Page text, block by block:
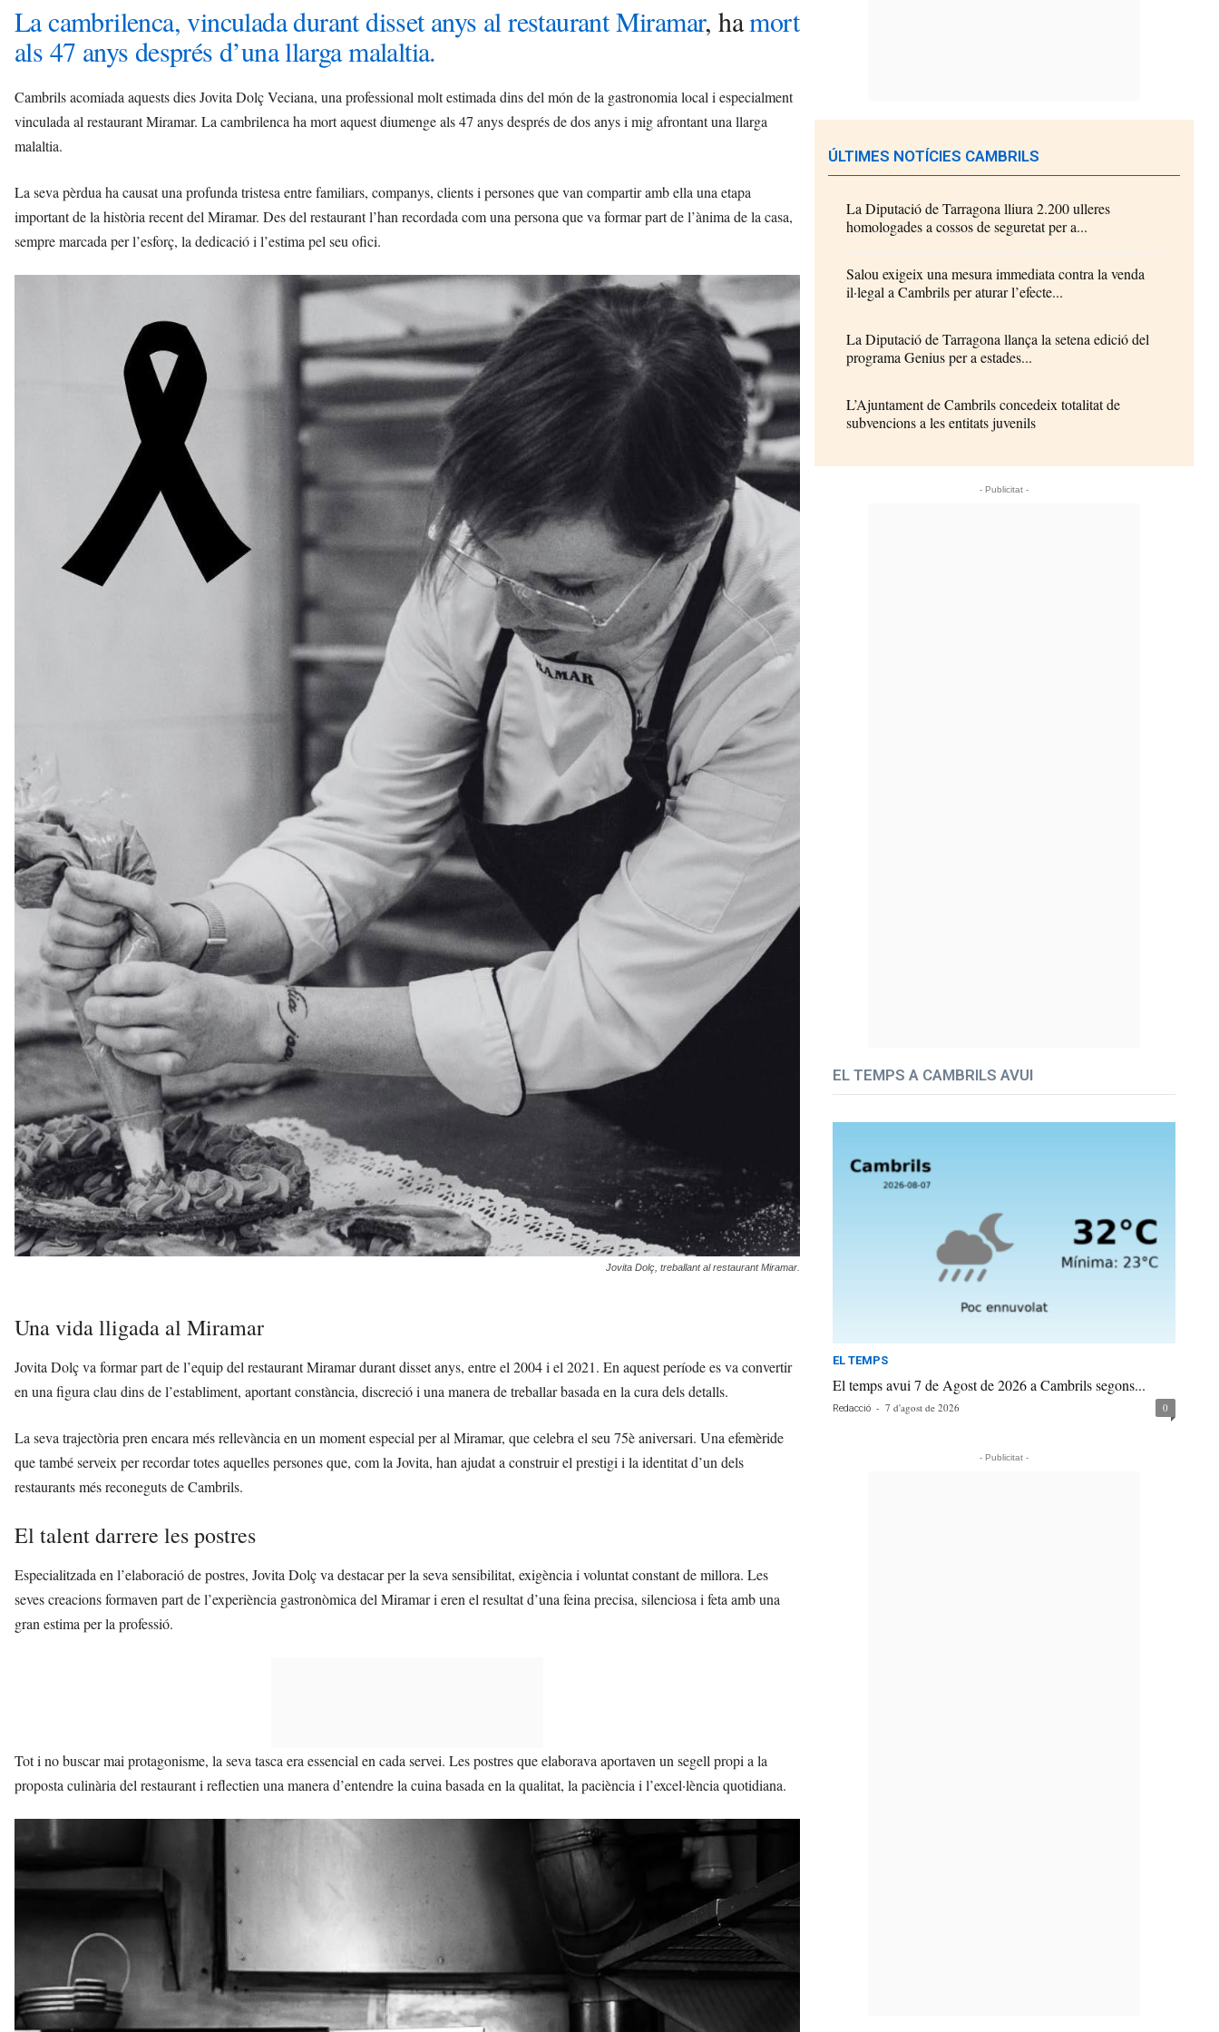
La cambrilenca, vinculada durant disset anys al restaurant Miramar, hamort
als 47 anys després d’una llarga malaltia.
Cambrils acomiada aquests dies Jovita Dolç Veciana, una professional molt estimada dins del món de la gastronomia local i especialment
vinculada al restaurant Miramar. La cambrilenca ha mort aquest diumenge als 47 anys després de dos anys i mig afrontant una llarga
malaltia.
La seva pèrdua ha causat una profunda tristesa entre familiars, companys, clients i persones que van compartir amb ella una etapa
important de la història recent del Miramar. Des del restaurant l’han recordada com una persona que va formar part de l’ànima de la casa,
sempre marcada per l’esforç, la dedicació i l’estima pel seu ofici.
Jovita Dolç, treballant al restaurant Miramar.
Una vida lligada al Miramar
Jovita Dolç va formar part de l’equip del restaurant Miramar durant disset anys, entre el 2004 i el 2021. En aquest període es va convertir
en una figura clau dins de l’establiment, aportant constància, discreció i una manera de treballar basada en la cura dels detalls.
La seva trajectòria pren encara més rellevància en un moment especial per al Miramar, que celebra el seu 75è aniversari. Una efemèride
que també serveix per recordar totes aquelles persones que, com la Jovita, han ajudat a construir el prestigi i la identitat d’un dels
restaurants més reconeguts de Cambrils.
El talent darrere les postres
Especialitzada en l’elaboració de postres, Jovita Dolç va destacar per la seva sensibilitat, exigència i voluntat constant de millora. Les
seves creacions formaven part de l’experiència gastronòmica del Miramar i eren el resultat d’una feina precisa, silenciosa i feta amb una
gran estima per la professió.
Tot i no buscar mai protagonisme, la seva tasca era essencial en cada servei. Les postres que elaborava aportaven un segell propi a la
proposta culinària del restaurant i reflectien una manera d’entendre la cuina basada en la qualitat, la paciència i l’excel·lència quotidiana.
ÚLTIMES NOTÍCIES CAMBRILS
La Diputació de Tarragona lliura 2.200 ulleres
homologades a cossos de seguretat per a...
Salou exigeix una mesura immediata contra la venda
il·legal a Cambrils per aturar l’efecte...
La Diputació de Tarragona llança la setena edició del
programa Genius per a estades...
L’Ajuntament de Cambrils concedeix totalitat de
subvencions a les entitats juvenils
- Publicitat -
EL TEMPS A CAMBRILS AVUI
EL TEMPS
El temps avui 7 de Agost de 2026 a Cambrils segons...
Redacció - 7 d'agost de 2026 0
- Publicitat -